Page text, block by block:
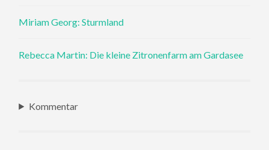
Miriam Georg: Sturmland
Rebecca Martin: Die kleine Zitronenfarm am Gardasee
Kommentar